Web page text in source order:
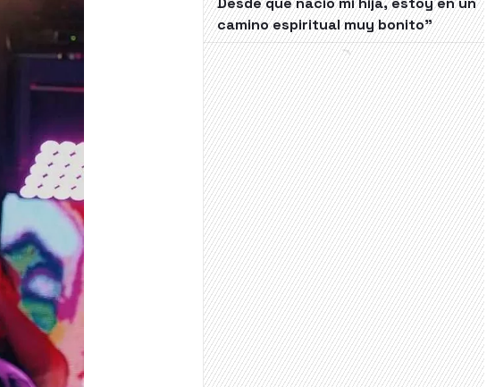
camino espiritual muy bonito"